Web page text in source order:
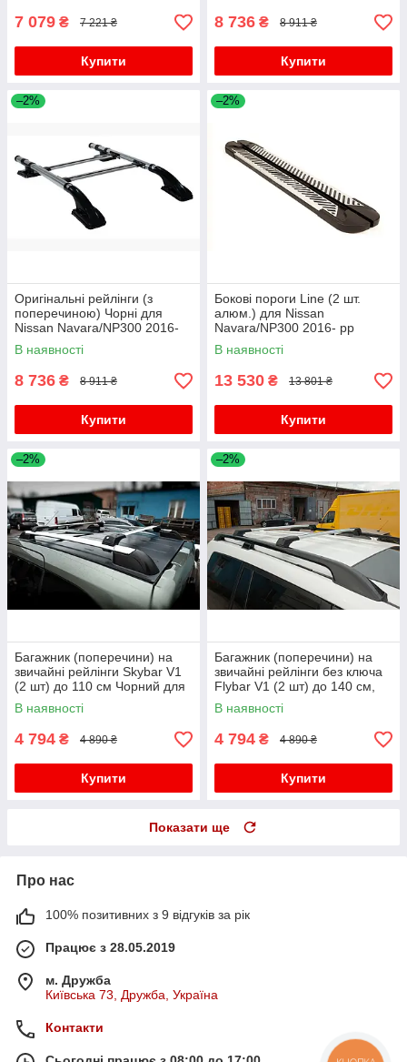
7 079 ₴ 7 221 ₴
Купити
8 736 ₴ 8 911 ₴
Купити
–2%
Оригінальні рейлінги (з
поперечиною) Чорні для
Nissan Navara/NP300 2016-
рр
В наявності
8 736 ₴ 8 911 ₴
Купити
–2%
Бокові пороги Line (2 шт.
алюм.) для Nissan
Navara/NP300 2016- рр
В наявності
13 530 ₴ 13 801 ₴
Купити
–2%
Багажник (поперечини) на
звичайні рейлінги Skybar V1
(2 шт) до 110 см Чорний для
Nissan Navara/NP300 2016-
рр
В наявності
4 794 ₴ 4 890 ₴
Купити
–2%
Багажник (поперечини) на
звичайні рейлінги без ключа
Flybar V1 (2 шт) до 140 см,
Сірий для Nissan
Navara/NP300 2016- рр
В наявності
4 794 ₴ 4 890 ₴
Купити
Показати ще
Про нас
100% позитивних з 9 відгуків за рік
Працює з 28.05.2019
м. Дружба
Київська 73, Дружба, Україна
Контакти